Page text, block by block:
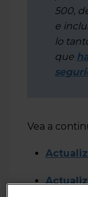
500,
e
lo
que
Vea a